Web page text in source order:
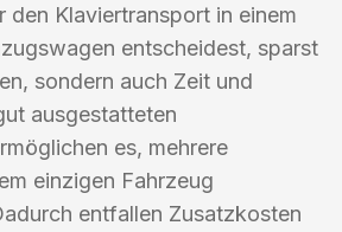
den Klaviertransport in einem
entscheidest, sparst
sondern auch Zeit und
ausgestatteten
es, mehrere
einzigen Fahrzeug
entfallen Zusatzkosten